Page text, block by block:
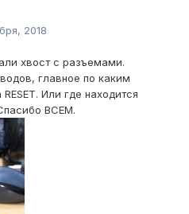
2018
хвост с разъемами.
главное по каким
Или где находится
ВСЕМ.